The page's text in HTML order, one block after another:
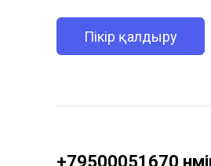
Пікір қалдыру
+79500051670